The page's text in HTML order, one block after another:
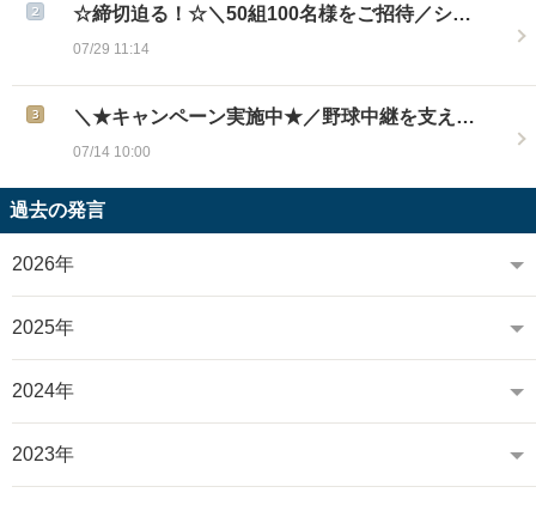
☆締切迫る！☆＼50組100名様をご招待／シ…
07/29 11:14
＼★キャンペーン実施中★／野球中継を支え…
07/14 10:00
過去の発言
2026年
2025年
2024年
2023年